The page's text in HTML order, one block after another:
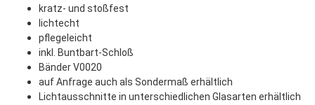
kratz- und stoßfest
lichtecht
pflegeleicht
inkl. Buntbart-Schloß
Bänder V0020
auf Anfrage auch als Sondermaß erhältlich
Lichtausschnitte in unterschiedlichen Glasarten erhältlich